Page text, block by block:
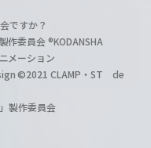
ですか？
委員会 ®KODANSHA
メーション
©2021 CLAMP・ST de
製作委員会